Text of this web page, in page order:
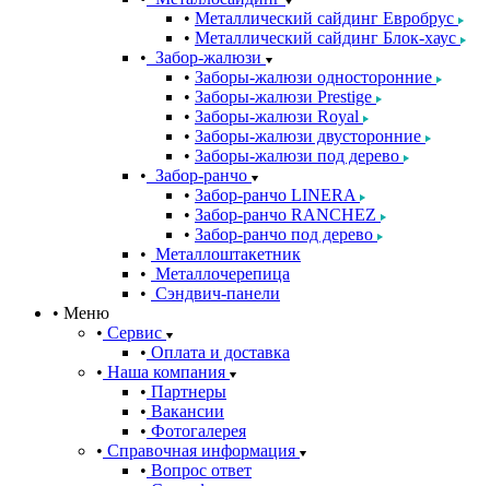
Металлический сайдинг Евробрус
Металлический сайдинг Блок-хаус
Забор-жалюзи
Заборы-жалюзи односторонние
Заборы-жалюзи Prestige
Заборы-жалюзи Royal
Заборы-жалюзи двусторонние
Заборы-жалюзи под дерево
Забор-ранчо
Забор-ранчо LINERA
Забор-ранчо RANCHEZ
Забор-ранчо под дерево
Металлоштакетник
Металлочерепица
Сэндвич-панели
Меню
Сервис
Оплата и доставка
Наша компания
Партнеры
Вакансии
Фотогалерея
Справочная информация
Вопрос ответ